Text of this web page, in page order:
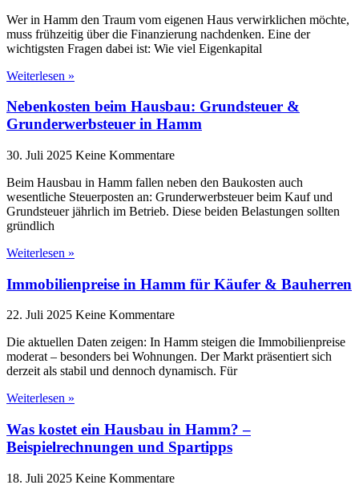
Wer in Hamm den Traum vom eigenen Haus verwirklichen möchte,
muss frühzeitig über die Finanzierung nachdenken. Eine der
wichtigsten Fragen dabei ist: Wie viel Eigenkapital
Weiterlesen »
Nebenkosten beim Hausbau: Grundsteuer &
Grunderwerbsteuer in Hamm
30. Juli 2025 Keine Kommentare
Beim Hausbau in Hamm fallen neben den Baukosten auch
wesentliche Steuerposten an: Grunderwerbsteuer beim Kauf und
Grundsteuer jährlich im Betrieb. Diese beiden Belastungen sollten
gründlich
Weiterlesen »
Immobilienpreise in Hamm für Käufer & Bauherren
22. Juli 2025 Keine Kommentare
Die aktuellen Daten zeigen: In Hamm steigen die Immobilienpreise
moderat – besonders bei Wohnungen. Der Markt präsentiert sich
derzeit als stabil und dennoch dynamisch. Für
Weiterlesen »
Was kostet ein Hausbau in Hamm? –
Beispielrechnungen und Spartipps
18. Juli 2025 Keine Kommentare